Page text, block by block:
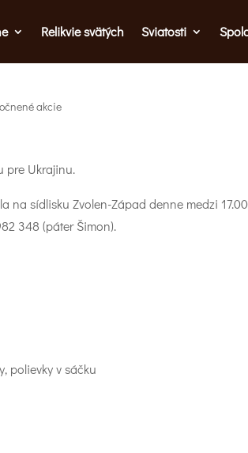
Relikvie svätých Sviatosti
akcie
pre Ukrajinu.
na sídlisku Zvolen-Západ denne medzi
348 (páter Šimon).
polievky v sáčku